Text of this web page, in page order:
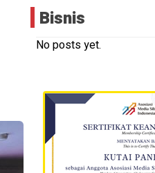
Bisnis
No posts yet.